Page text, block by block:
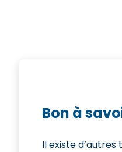
Bon à
Il existe